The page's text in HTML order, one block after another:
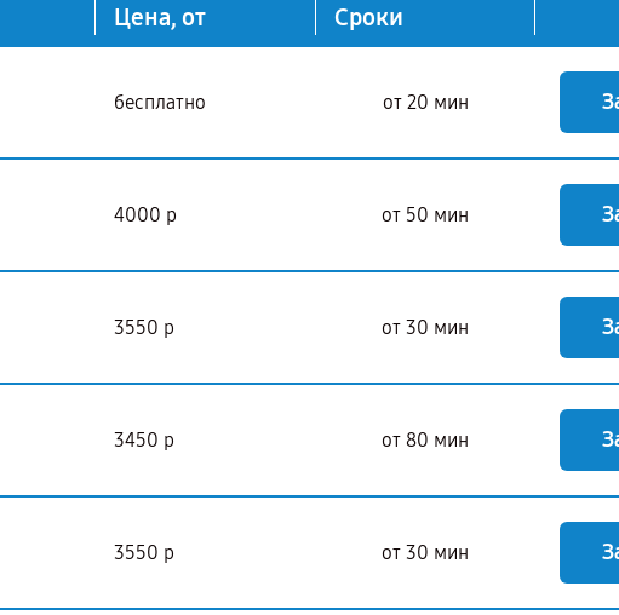
Цена, от Сроки
бесплатно от 20 мин
4000 р от 50 мин
3550 р от 30 мин
3450 р от 80 мин
3550 р от 30 мин